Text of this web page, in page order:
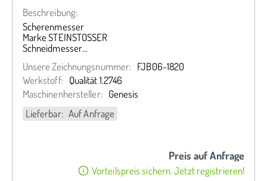
Beschreibung:
Scherenmesser
Marke STEINSTOSSER
Schneidmesser
Unsere Zeichnungsnummer: FJB06-1820
Werkstoff: Qualität 1.2746
Maschinenhersteller: Genesis
Lieferbar: Auf Anfrage
Preis auf Anfrage
Vorteilspreis sichern. Jetzt registrieren!